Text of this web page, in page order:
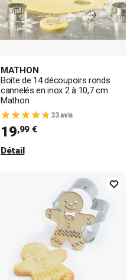
MATHON
Boîte de 14 découpoirs ronds
cannelés en inox 2 à 10,7 cm
Mathon
33 avis
19,99 €
Détail